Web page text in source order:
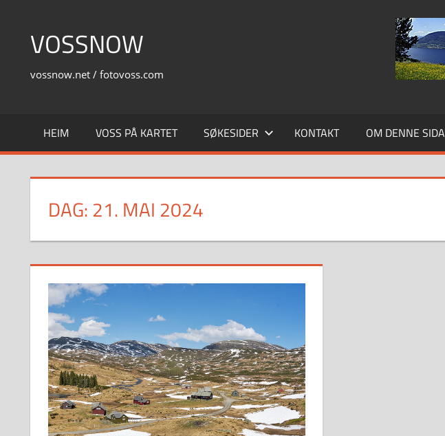
contentVOSSNOW
vossnow.net / fotovoss.com
HEIM VOSS PÅ KARTET SØKESIDER KONTAKT OM DENNE SIDA
DAG: 21. MAI 2024